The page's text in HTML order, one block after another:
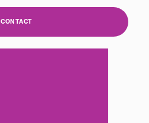
CONTACT